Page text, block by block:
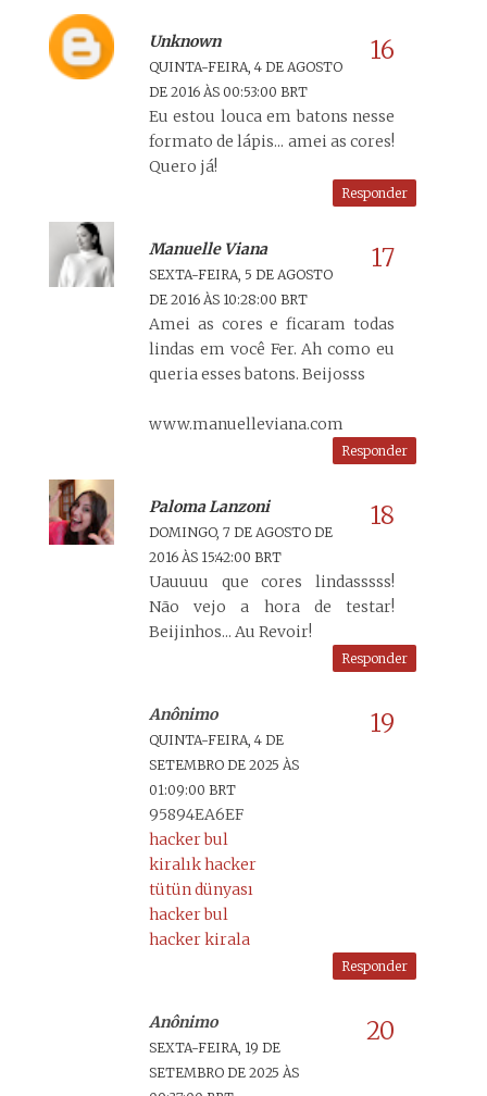
Unknown
QUINTA-FEIRA, 4 DE AGOSTO
DE 2016 ÀS 00:53:00 BRT
Eu estou louca em batons nesse
formato de lápis... amei as cores!
Quero já!
Responder
Manuelle Viana
SEXTA-FEIRA, 5 DE AGOSTO
DE 2016 ÀS 10:28:00 BRT
Amei as cores e ficaram todas
lindas em você Fer. Ah como eu
queria esses batons. Beijosss
www.manuelleviana.com
Responder
Paloma Lanzoni
DOMINGO, 7 DE AGOSTO DE
2016 ÀS 15:42:00 BRT
Uauuuu que cores lindasssss!
Não vejo a hora de testar!
Beijinhos... Au Revoir!
Responder
Anônimo
QUINTA-FEIRA, 4 DE
SETEMBRO DE 2025 ÀS
01:09:00 BRT
95894EA6EF
hacker bul
kiralık hacker
tütün dünyası
hacker bul
hacker kirala
Responder
Anônimo
SEXTA-FEIRA, 19 DE
SETEMBRO DE 2025 ÀS